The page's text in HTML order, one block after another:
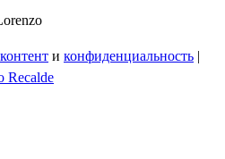
и конфиденциальность |
Recalde